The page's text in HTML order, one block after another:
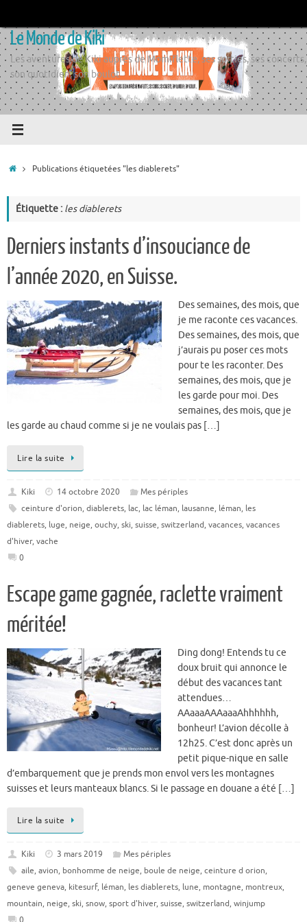
contenu
Le Monde de Kiki
Les aventures de Kiki auprès de Momiflette, ses sorties, ses concerts,
son quotidien, son boulot
AccueilPublications étiquetées "les diablerets"
Étiquette : les diablerets
Derniers instants d’insouciance de
l’année 2020, en Suisse.
Des semaines, des mois, que
je me raconte ces vacances.
Des semaines, des mois, que
j’aurais pu poser ces mots
pour te les raconter. Des
semaines, des mois, que je
les garde pour moi. Des
semaines, des mois, que je
les garde au chaud comme si je ne voulais pas […]
Lire la suite
Kiki 14 octobre 2020
Mes périples
ceinture d'orion, diablerets, lac, lac léman, lausanne, léman, les
diablerets, luge, neige, ouchy, ski, suisse, switzerland, vacances, vacances
d'hiver, vache
0
Escape game gagnée, raclette vraiment
méritée!
Ding dong! Entends tu ce
doux bruit qui annonce le
début des vacances tant
attendues…
AAaaaAAAaaaAhhhhhh,
bonheur! L’avion décolle à
12h25. C’est donc après un
petit pique-nique en salle
d’embarquement que je prends mon envol vers les montagnes
suisses et leurs manteaux blancs. Si le passage en douane a été […]
Lire la suite
Kiki 3 mars 2019
Mes périples
aile, avion, bonhomme de neige, boule de neige, ceinture d orion,
geneve geneva, kitesurf, léman, les diablerets, lune, montagne, montreux,
mountain, neige, ski, snow, sport d'hiver, suisse, switzerland, winjump